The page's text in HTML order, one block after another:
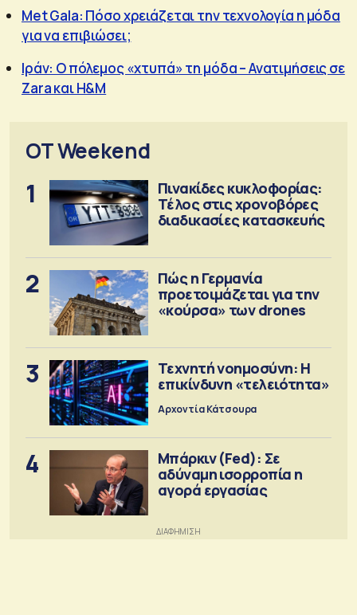
Met Gala: Πόσο χρειάζεται την τεχνολογία η μόδα
για να επιβιώσει;
Ιράν: Ο πόλεμος «χτυπά» τη μόδα – Ανατιμήσεις σε
Zara και H&M
OT Weekend
1
Πινακίδες κυκλοφορίας:
Τέλος στις χρονοβόρες
διαδικασίες κατασκευής
2
Πώς η Γερμανία
προετοιμάζεται για την
«κούρσα» των drones
3
Τεχνητή νοημοσύνη: Η
επικίνδυνη «τελειότητα»
Αρχοντία Κάτσουρα
4
Μπάρκιν (Fed): Σε
αδύναμη ισορροπία η
αγορά εργασίας